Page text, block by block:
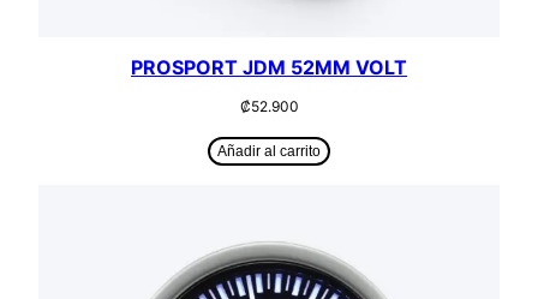
PROSPORT JDM 52MM VOLT
₡52.900
Añadir al carrito